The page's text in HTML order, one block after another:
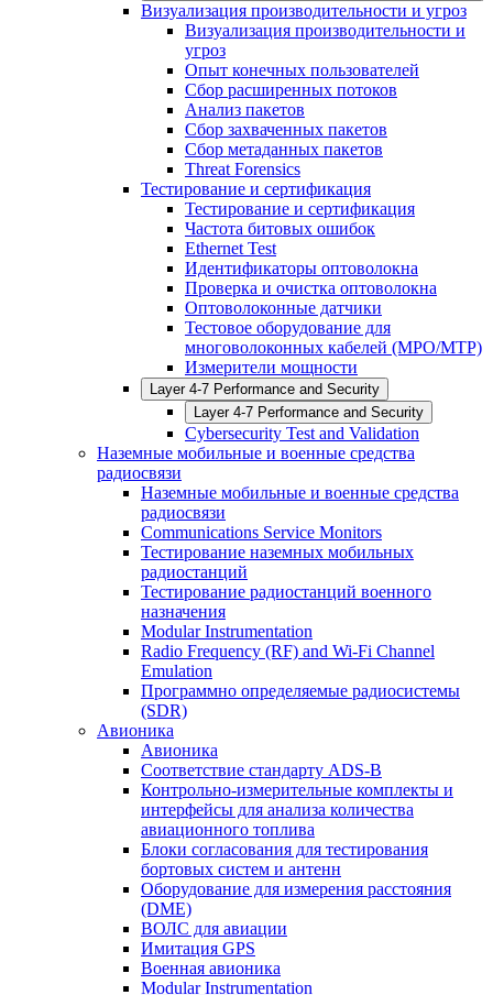
Визуализация производительности и угроз
Визуализация производительности и
угроз
Опыт конечных пользователей
Сбор расширенных потоков
Анализ пакетов
Сбор захваченных пакетов
Сбор метаданных пакетов
Threat Forensics
Тестирование и сертификация
Тестирование и сертификация
Частота битовых ошибок
Ethernet Test
Идентификаторы оптоволокна
Проверка и очистка оптоволокна
Оптоволоконные датчики
Тестовое оборудование для
многоволоконных кабелей (MPO/MTP)
Измерители мощности
Layer 4-7 Performance and Security
Layer 4-7 Performance and Security
Cybersecurity Test and Validation
Наземные мобильные и военные средства
радиосвязи
Наземные мобильные и военные средства
радиосвязи
Communications Service Monitors
Тестирование наземных мобильных
радиостанций
Тестирование радиостанций военного
назначения
Modular Instrumentation
Radio Frequency (RF) and Wi-Fi Channel
Emulation
Программно определяемые радиосистемы
(SDR)
Авионика
Авионика
Соответствие стандарту ADS-B
Контрольно-измерительные комплекты и
интерфейсы для анализа количества
авиационного топлива
Блоки согласования для тестирования
бортовых систем и антенн
Оборудование для измерения расстояния
(DME)
ВОЛС для авиации
Имитация GPS
Военная авионика
Modular Instrumentation